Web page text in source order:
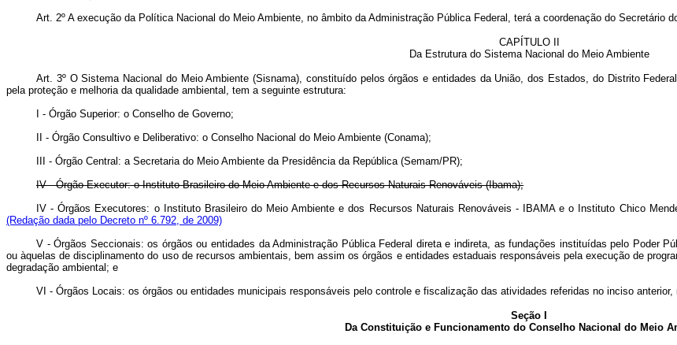
Art. 2º A execução da Política Nacional do Meio Ambiente, no âmbito da Administração Pública Federal, terá a coordenação do Secretário
CAPÍTULO II
Da Estrutura do Sistema Nacional do Meio Ambiente
Art. 3º O Sistema Nacional do Meio Ambiente (Sisnama), constituído pelos órgãos e entidades da União, dos Estados, do Distrito
pela proteção e melhoria da qualidade ambiental, tem a seguinte estrutura:
I - Órgão Superior: o Conselho de Governo;
II - Órgão Consultivo e Deliberativo: o Conselho Nacional do Meio Ambiente (Conama);
III - Órgão Central: a Secretaria do Meio Ambiente da Presidência da República (Semam/PR);
IV - Órgão Executor: o Instituto Brasileiro do Meio Ambiente e dos Recursos Naturais Renováveis (Ibama);
IV - Órgãos Executores: o Instituto Brasileiro do Meio Ambiente e dos Recursos Naturais Renováveis - IBAMA e o Instituto
(Redação dada pelo Decreto nº 6.792, de 2009)
V - Órgãos Seccionais: os órgãos ou entidades da Administração Pública Federal direta e indireta, as fundações instituídas pelo Poder
ou àquelas de disciplinamento do uso de recursos ambientais, bem assim os órgãos e entidades estaduais responsáveis pela execução de
degradação ambiental; e
VI - Órgãos Locais: os órgãos ou entidades municipais responsáveis pelo controle e fiscalização das atividades referidas no inciso
Seção I
Da Constituição e Funcionamento do Conselho Nacional do Meio